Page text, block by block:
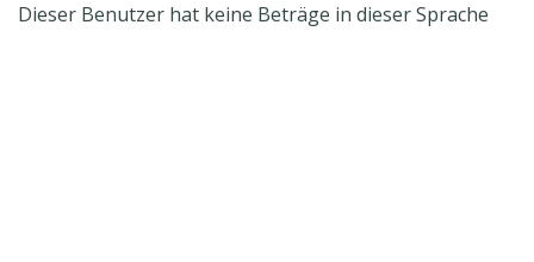
Dieser Benutzer hat keine Beträge in dieser Sprache